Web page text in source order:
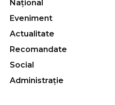
Național
Eveniment
Actualitate
Recomandate
Social
Administrație